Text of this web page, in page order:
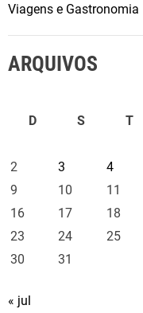
Viagens e Gastronomia
ARQUIVOS
D
S T
2
3 4
9
10 11
16
17 18
23
24 25
30
31
« jul